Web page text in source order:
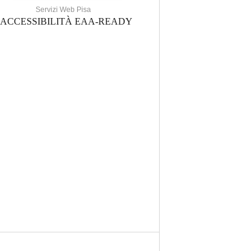
Servizi Web Pisa
ACCESSIBILITÀ EAA-READY